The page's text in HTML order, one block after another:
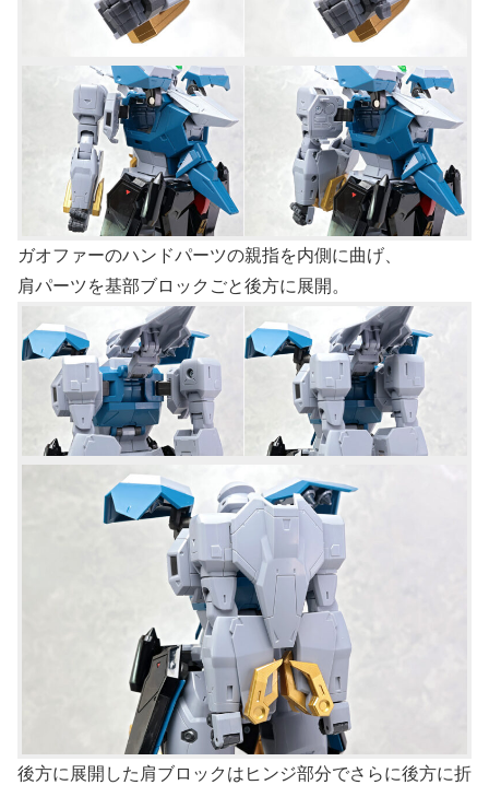
ガオファーのハンドパーツの親指を内側に曲げ、
肩パーツを基部ブロックごと後方に展開。
後方に展開した肩ブロックはヒンジ部分でさらに後方に折